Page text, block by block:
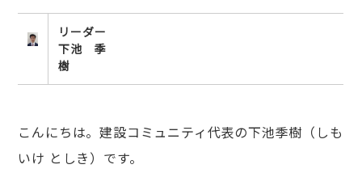
リーダー
下池 季
樹
こんにちは。建設コミュニティ代表の下池季樹（しも
いけ としき）です。